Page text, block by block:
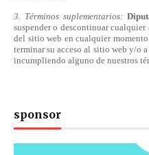
3. Términos suplementarios:
suspender o descontinuar
del sitio web en cualquier
terminar su acceso al sitio web y/o
incumpliendo alguno de nuestros
sponsor